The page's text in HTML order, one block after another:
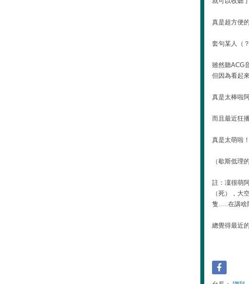
真是超方便
套句某人（
雖然聽ACG
但因為看起
真是太棒啦
而且最近狂
真是太萌啦
（歇斯低理
註：凜很萌
（死），大
隻.....在講啥
總覺得最近